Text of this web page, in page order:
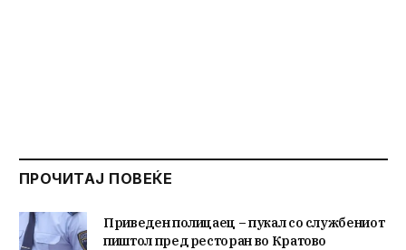
ПРОЧИТАЈ ПОВЕЌЕ
Приведен полицаец – пукал со службениот
пиштол пред ресторан во Кратово